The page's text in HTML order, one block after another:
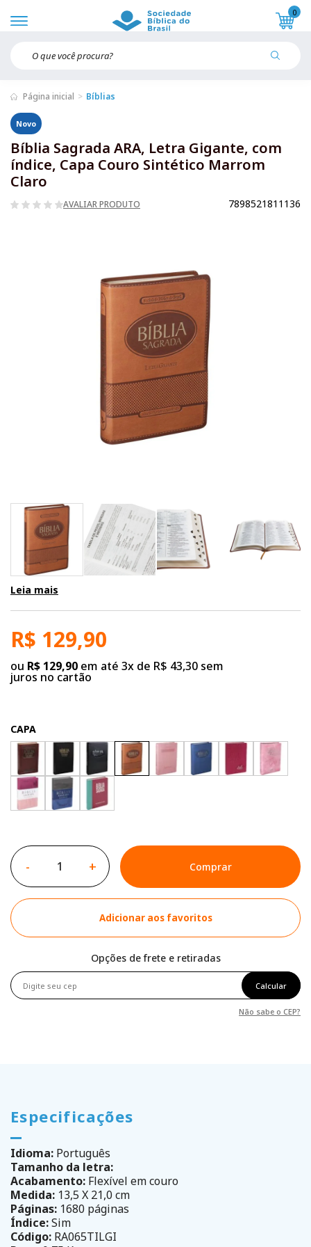
0
Página inicial Bíblias
Novo
Bíblia Sagrada ARA, Letra Gigante, com
índice, Capa Couro Sintético Marrom
Claro
AVALIAR PRODUTO 7898521811136
Leia mais
R$ 129,90
ou R$ 129,90 em até 3x de R$ 43,30 sem
juros no cartão
CAPA
- + Comprar
Adicionar aos favoritos
Opções de frete e retiradas
Calcular
Não sabe o CEP?
Especificações
Idioma: Português
Tamanho da letra:
Acabamento: Flexível em couro
Medida: 13,5 X 21,0 cm
Páginas: 1680 páginas
Índice:Sim
Código: RA065TILGI